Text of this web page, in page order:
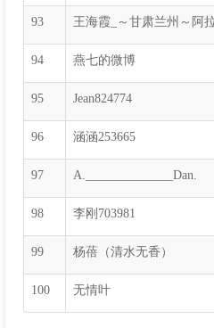
93 王海霞_～甘肃兰州～阿
94 燕七的微博
95 Jean824774
96 涵涵253665
97 A.______________Dan.
98 李刚703981
99 杨蓓（清水无香）
100 无情叶